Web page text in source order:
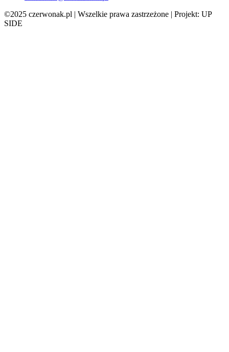
©2025 czerwonak.pl | Wszelkie prawa zastrzeżone | Projekt: UP
SIDE